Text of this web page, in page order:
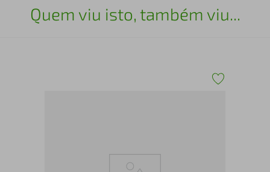
Quem viu isto, também viu...